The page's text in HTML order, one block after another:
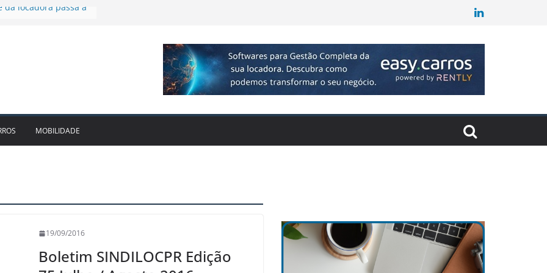
1bi no 2T26 e
de veículos
para o RJ e
leva Localiza
MOBILIDADE
19/09/2016
Boletim SINDILOCPR Edição